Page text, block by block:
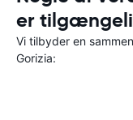
er
Vi tilbyder en
Gorizia: